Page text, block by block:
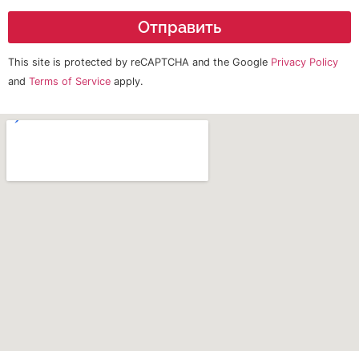
Отправить
This site is protected by reCAPTCHA and the Google Privacy Policy
and Terms of Service apply.